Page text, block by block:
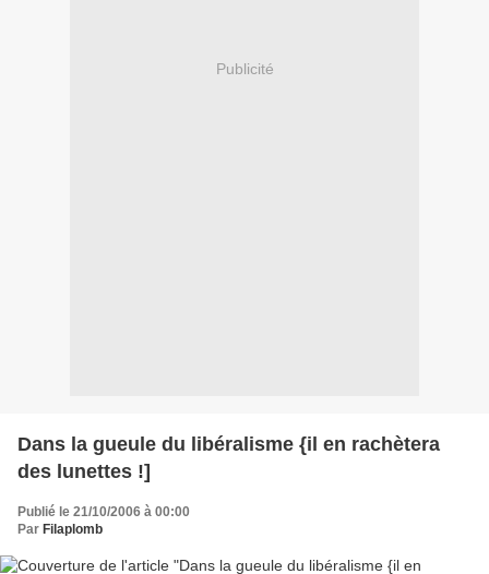
Publicité
Dans la gueule du libéralisme {il en rachètera
des lunettes !]
Publié le 21/10/2006 à 00:00
Par Filaplomb